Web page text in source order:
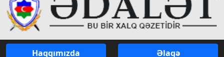
Haqqımızda
Əlaqə